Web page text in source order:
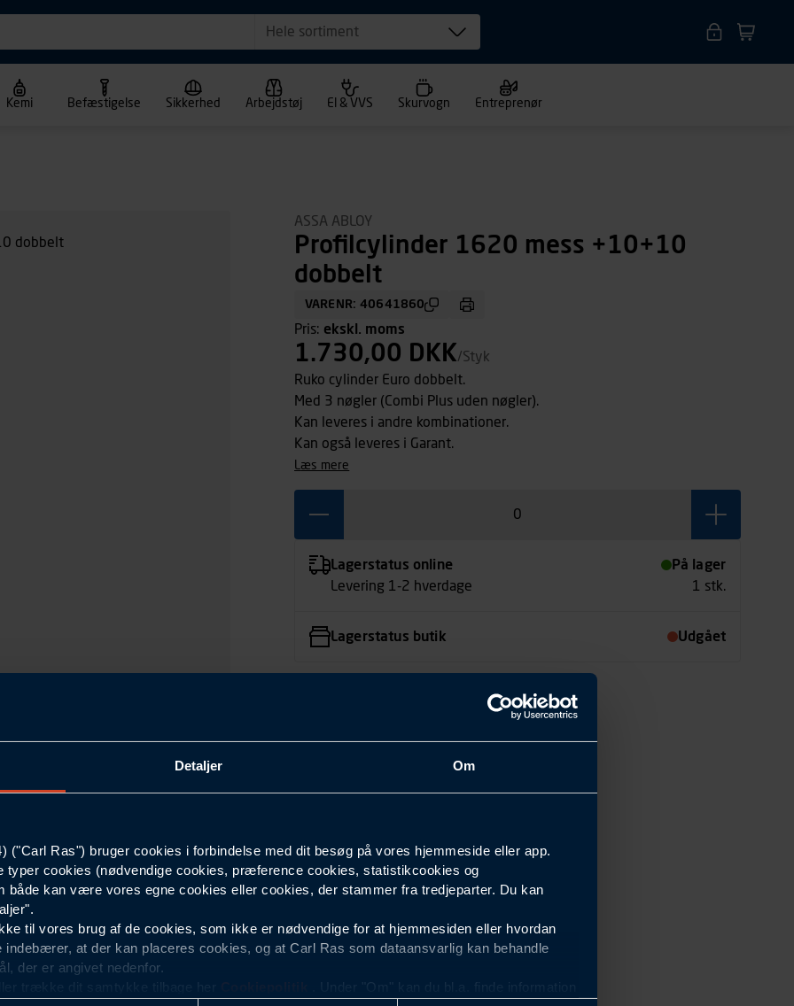
Detaljer Om
("Carl Ras") bruger cookies i forbindelse med dit besøg på vores hjemmeside eller app.
typer cookies (nødvendige cookies, præference cookies, statistikcookies og
både kan være vores egne cookies eller cookies, der stammer fra tredjeparter. Du kan
til vores brug af de cookies, som ikke er nødvendige for at hjemmesiden eller hvordan
indebærer, at der kan placeres cookies, og at Carl Ras som dataansvarlig kan behandle
der er angivet nedenfor.
trække dit samtykke tilbage her
. Under "Om" kan du bl.a. finde information
Hele sortiment
Kemi Befæstigelse Sikkerhed Arbejdstøj El & VVS Skurvogn Entreprenør
Serie 600
10
ASSA ABLOY
Profilcylinder 1620 mess +10+10
dobbelt
VARENR: 40641860
Pris: ekskl. moms
1.730,00 DKK/Styk
Ruko cylinder Euro dobbelt.
Med 3 nøgler (Combi Plus uden nøgler).
Kan leveres i andre kombinationer.
Kan også leveres i Garant.
læs mere
Lagerstatus online
Levering 1-2 hverdage
På lager
1 stk.
Lagerstatus butik Udgået